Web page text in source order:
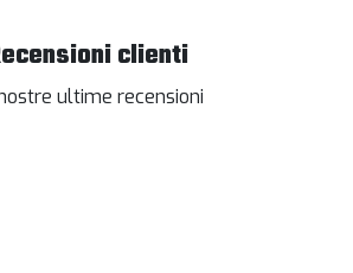
clienti
ultime recensioni